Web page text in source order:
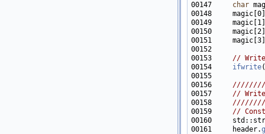
00147 char
00148
00149
00150
00153 //
00154 ifwrite
00155
00156
00157
//
00158
00159
//
00160
00161     header.